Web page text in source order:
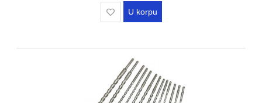
U korpu